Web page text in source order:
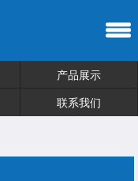
产品展示
联系我们